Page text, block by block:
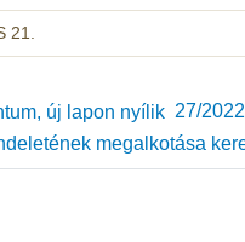
21.
27/
megalkotása